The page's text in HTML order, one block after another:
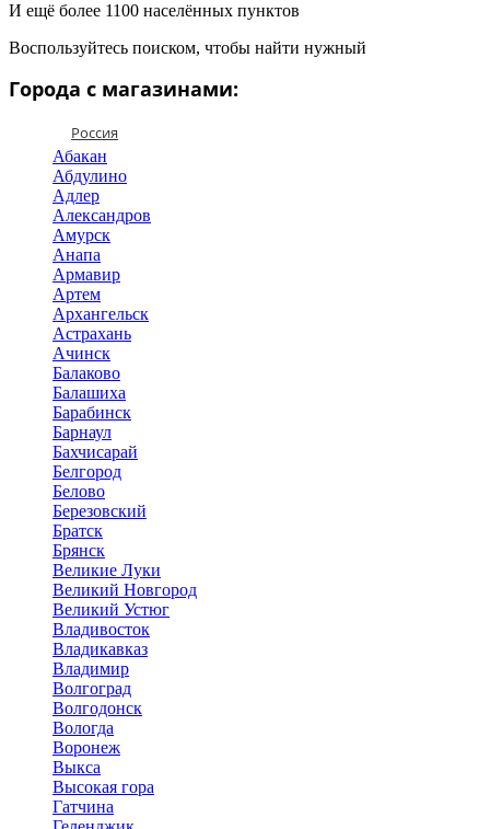
И ещё более 1100 населённых пунктов
Воспользуйтесь поиском, чтобы найти нужный
Города с магазинами:
Россия
Абакан
Абдулино
Адлер
Александров
Амурск
Анапа
Армавир
Артем
Архангельск
Астрахань
Ачинск
Балаково
Балашиха
Барабинск
Барнаул
Бахчисарай
Белгород
Белово
Березовский
Братск
Брянск
Великие Луки
Великий Новгород
Великий Устюг
Владивосток
Владикавказ
Владимир
Волгоград
Волгодонск
Вологда
Воронеж
Выкса
Высокая гора
Гатчина